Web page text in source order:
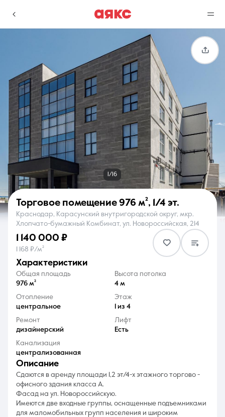
г. Краснодар
Избранное
0 объявлений
Сравнение
0 объявлений
Недвижимость Услуги
О компании Контакты
8 (861) 297-00-00
Ежедневно с 08:30 до 20:00
1/16
Торговое помещение 976 м², 1/4 эт.
Краснодар, Карасунский внутригородской округ, мкр.
Хлопчато-бумажный Комбинат, ул. Новороссийская, 214
1 140 000 ₽
1 168 ₽/м²
характеристики
Общая площадь
976 м²
Высота потолка
4 м
Отопление
центральное
Этаж
1 из 4
Ремонт
дизайнерский
Лифт
Есть
Канализация
централизованная
описание
Сдаются в аренду площади 1,2 эт/4-х этажного торгово -
офисного здания класса А.
Фасад на ул. Новороссийскую.
Имеются две входные группы, оснащенные подъемниками
для маломобильных групп населения и широким